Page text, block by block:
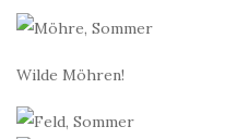
Wilde Möhren!